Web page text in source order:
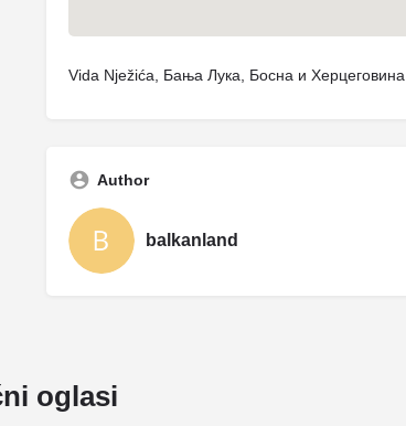
Vida Nježića, Бања Лука, Босна и Херцеговина
Author
balkanland
oglasi